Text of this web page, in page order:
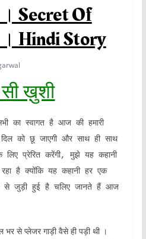
Secret Of
Hindi Story
सी ख़ुशी
का स्वागत है आज की हमारी
को छू जाएगी और साथ ही साथ
प्रेरित करेंगी, मुझे यह कहानी
है क्योंकि यह कहानी हर एक
से जुड़ी हुई है चलिए जानते हैं आज
से प्लेजर गाड़ी वैसे ही पड़ी थी ।